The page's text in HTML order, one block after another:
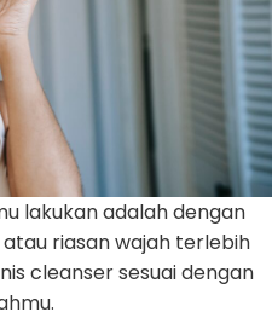
lakukan adalah dengan
riasan wajah terlebih
cleanser sesuai dengan